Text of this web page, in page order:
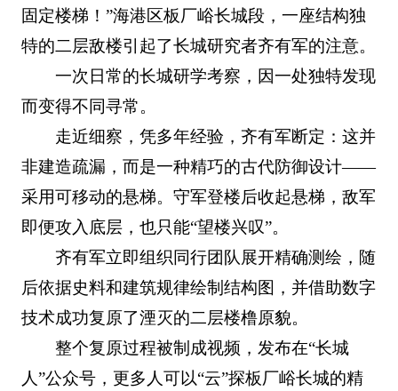
固定楼梯！”海港区板厂峪长城段，一座结构独
特的二层敌楼引起了长城研究者齐有军的注意。
一次日常的长城研学考察，因一处独特发现
而变得不同寻常。
走近细察，凭多年经验，齐有军断定：这并
非建造疏漏，而是一种精巧的古代防御设计——
采用可移动的悬梯。守军登楼后收起悬梯，敌军
即便攻入底层，也只能“望楼兴叹”。
齐有军立即组织同行团队展开精确测绘，随
后依据史料和建筑规律绘制结构图，并借助数字
技术成功复原了湮灭的二层楼橹原貌。
整个复原过程被制成视频，发布在“长城
人”公众号，更多人可以“云”探板厂峪长城的精